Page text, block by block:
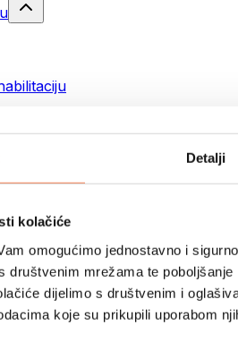
Detalji
kolačiće
omogućimo jednostavno i
društvenim mrežama te
dijelimo s društvenim i
koje su prikupili uporabom